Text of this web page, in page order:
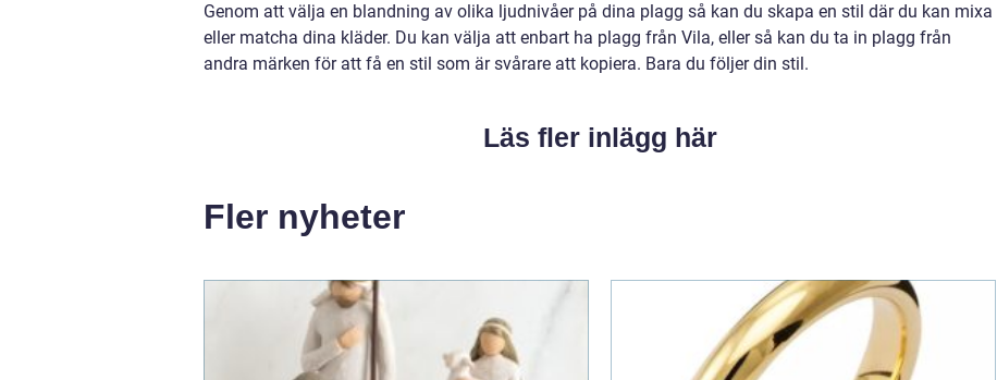
Genom att välja en blandning av olika ljudnivåer på dina plagg så kan du skapa en stil där du kan mixa
eller matcha dina kläder. Du kan välja att enbart ha plagg från Vila, eller så kan du ta in plagg från
andra märken för att få en stil som är svårare att kopiera. Bara du följer din stil.
Läs fler inlägg här
Fler nyheter